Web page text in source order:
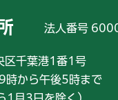
法人番号
千葉港1番1号
時から午後5時まで